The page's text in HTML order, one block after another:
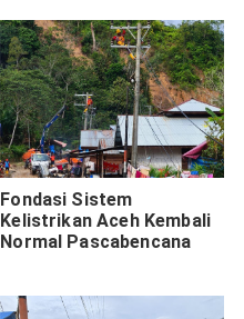
Fondasi Sistem
Kelistrikan Aceh Kembali
Normal Pascabencana